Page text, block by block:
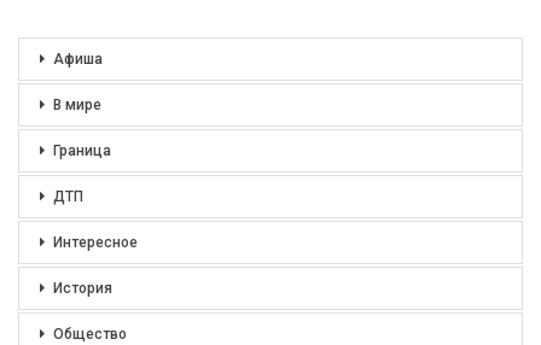
Афиша
В мире
Граница
ДТП
Интересное
История
Общество